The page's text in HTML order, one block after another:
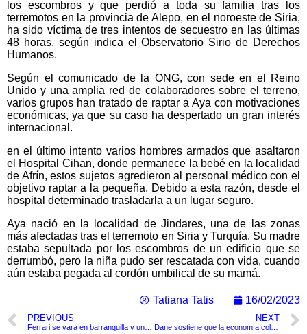
los escombros y que perdió a toda su familia tras los
terremotos en la provincia de Alepo, en el noroeste de Siria,
ha sido víctima de tres intentos de secuestro en las últimas
48 horas, según indica el Observatorio Sirio de Derechos
Humanos.
Según el comunicado de la ONG, con sede en el Reino
Unido y una amplia red de colaboradores sobre el terreno,
varios grupos han tratado de raptar a Aya con motivaciones
económicas, ya que su caso ha despertado un gran interés
internacional.
en el último intento varios hombres armados que asaltaron
el Hospital Cihan, donde permanece la bebé en la localidad
de Afrín, estos sujetos agredieron al personal médico con el
objetivo raptar a la pequeña. Debido a esta razón, desde el
hospital determinado trasladarla a un lugar seguro.
Aya nació en la localidad de Jindares, una de las zonas
más afectadas tras el terremoto en Siria y Turquía. Su madre
estaba sepultada por los escombros de un edificio que se
derrumbó, pero la niña pudo ser rescatada con vida, cuando
aún estaba pegada al cordón umbilical de su mamá.
Tatiana Tatis 16/02/2023
PREVIOUS NEXT
Dane sostiene que la economía colombiana creció un 7,5% en 2022